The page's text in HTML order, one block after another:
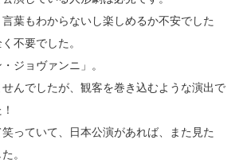
葉もわからないし楽しめるか不安でした
不要でした。
ジョヴァンニ」。
んでしたが、観客を巻き込むような演出で
っていて、日本公演があれば、また見た
。